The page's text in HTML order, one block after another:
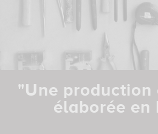
"Une production
élaborée en